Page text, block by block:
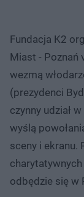
Fundacja K2
Miast - Poznań
wezmą
(prezydenci
czynny udział
wyślą
sceny i ekranu.
odbędzie się w